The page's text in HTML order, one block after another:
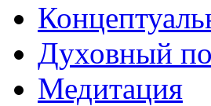
Духовный
Медитация